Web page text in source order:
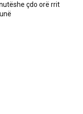
çdo orë rrit